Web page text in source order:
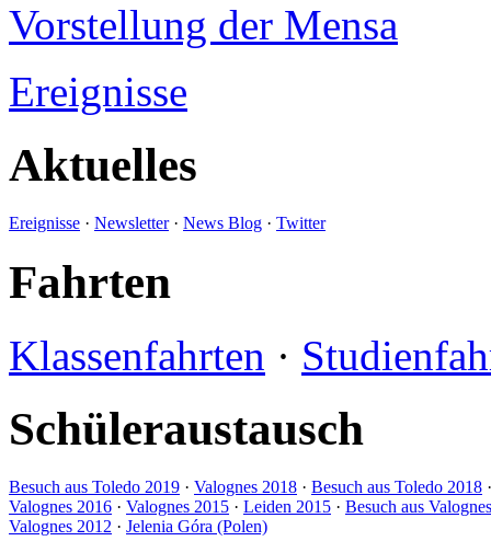
Vorstellung der Mensa
Ereignisse
Aktuelles
Ereignisse · Newsletter· News Blog · Twitter
Fahrten
Klassenfahrten ·
Schüleraustausch
Besuch aus Toledo 2019 · Valognes 2018 · Besuch aus Toledo 2018
Valognes 2016 · Valognes 2015 · Leiden 2015 · Besuch aus
Valognes 2012 · Jelenia Góra (Polen)